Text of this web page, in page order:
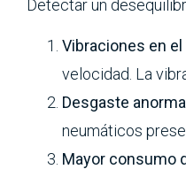
Detectar un
Vibraciones en el
velocidad. La
Desgaste
neumáticos
Mayor consumo